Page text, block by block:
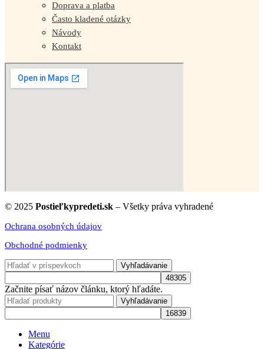
Doprava a platba
Často kladené otázky
Návody
Kontakt
© 2025 Postieľkypredeti.sk – Všetky práva vyhradené
Ochrana osobných údajov
Obchodné podmienky
Vyhľadávanie
Začnite písať názov článku, ktorý hľadáte.
Vyhľadávanie
Menu
Kategórie